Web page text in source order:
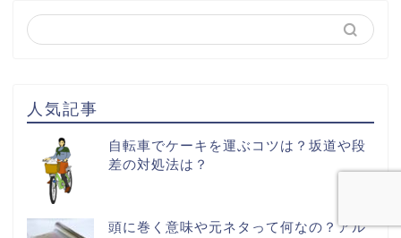
人気記事
自転車でケーキを運ぶコツは？坂道や段
差の対処法は？
頭に巻く意味や元ネタって何なの？アル